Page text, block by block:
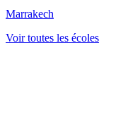
Marrakech
Voir toutes les écoles